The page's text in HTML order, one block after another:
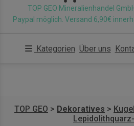
TOP GEO Mineralienhandel
Paypal möglich. Versand 6,90€
Kategorien Über uns
TOP GEO > Dekoratives >